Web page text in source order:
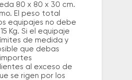
80 x 80 x 30 cm.
El peso total
equipajes no debe
Kg. Si el equipaje
de medida y
que debas
al exceso de
se rigen por los